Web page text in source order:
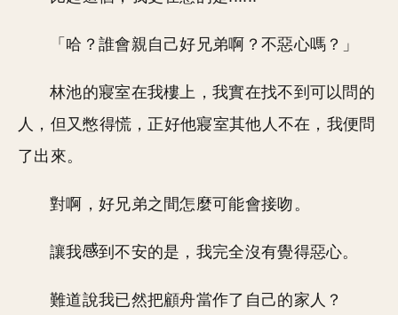
「哈？誰會親自己好兄弟啊？不惡心嗎？」
林池的寢室在我樓上，我實在找不到可以問的
人，但又憋得慌，正好他寢室其他人不在，我便問
了出來。
對啊，好兄弟之間怎麼可能會接吻。
讓我 到不安的是，我完全沒有覺得惡心。
難道說我已然把顧舟當作了自己的家人？